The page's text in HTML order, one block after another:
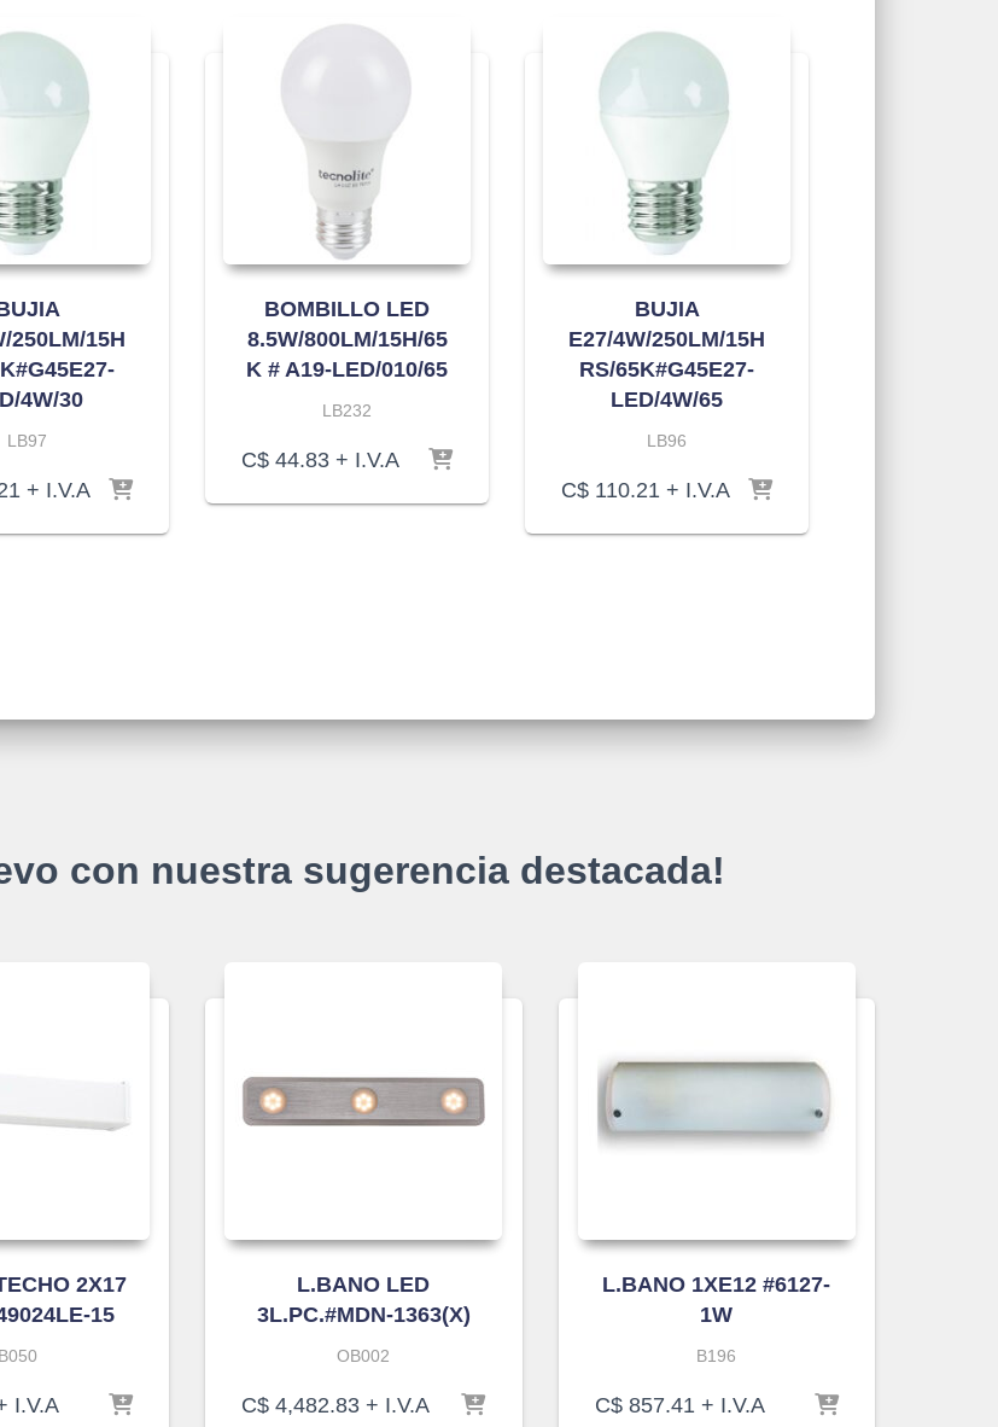
250LM/15H
4W/30
LB97
+ I.V.A
BOMBILLO LED
8.5W/800LM/15H/65
K # A19-LED/010/65
LB232
C$ 44.83 + I.V.A
BUJIA
E27/4W/250LM/15H
RS/65K#G45E27-
LED/4W/65
LB96
C$ 110.21 + I.V.A
con nuestra sugerencia destacada!
2X17
15
I.V.A
L.BANO LED
3L.PC.#MDN-1363(X)
OB002
C$ 4,482.83 + I.V.A
L.BANO 1XE12 #6127-
1W
B196
C$857.41 + I.V.A